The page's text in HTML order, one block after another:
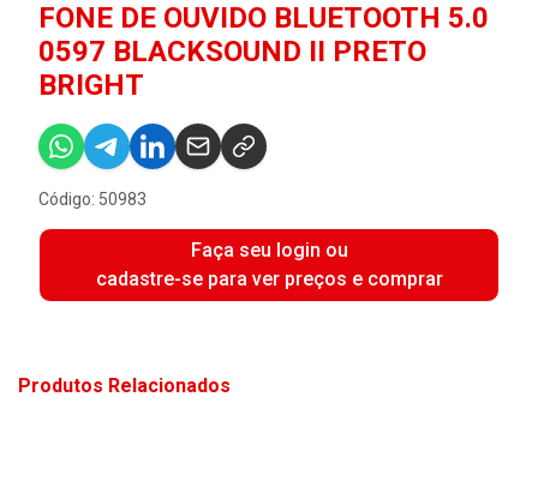
FONE DE OUVIDO BLUETOOTH 5.0
0597 BLACKSOUND II PRETO
BRIGHT
Código: 50983
Faça seu login ou
cadastre-se para ver preços e comprar
Produtos Relacionados